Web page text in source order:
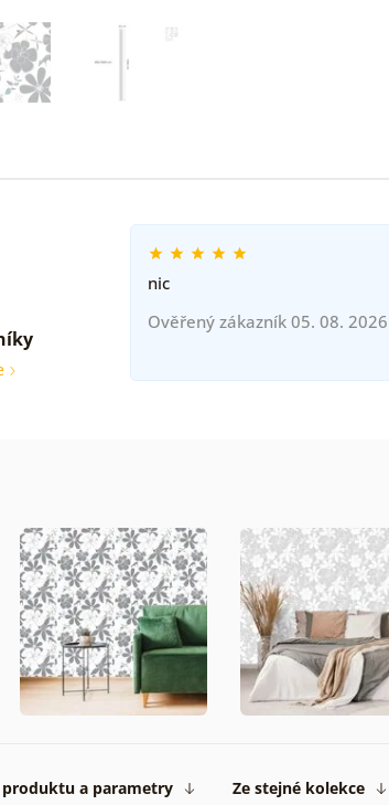
nic
Ověřený zákazník 05. 08. 2026
produktu a parametry Ze stejné kolekce